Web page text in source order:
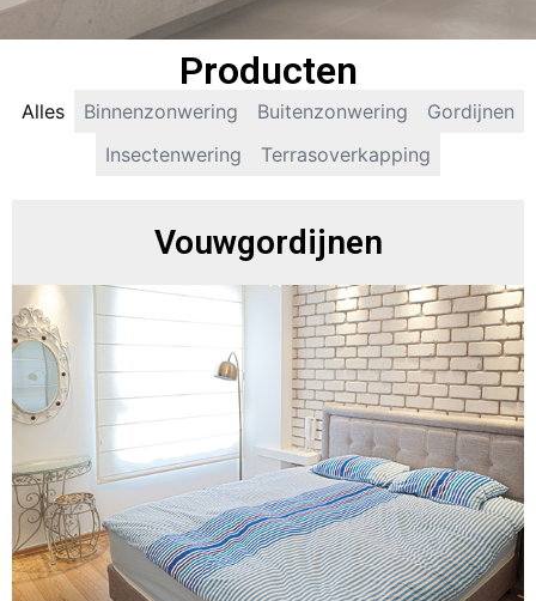
Producten
Binnenzonwering Buitenzonwering
Gordijnen
Insectenwering
Terrasoverkapping
Alles
Vouwgordijnen